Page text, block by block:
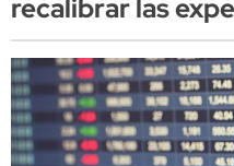
recalibrar las